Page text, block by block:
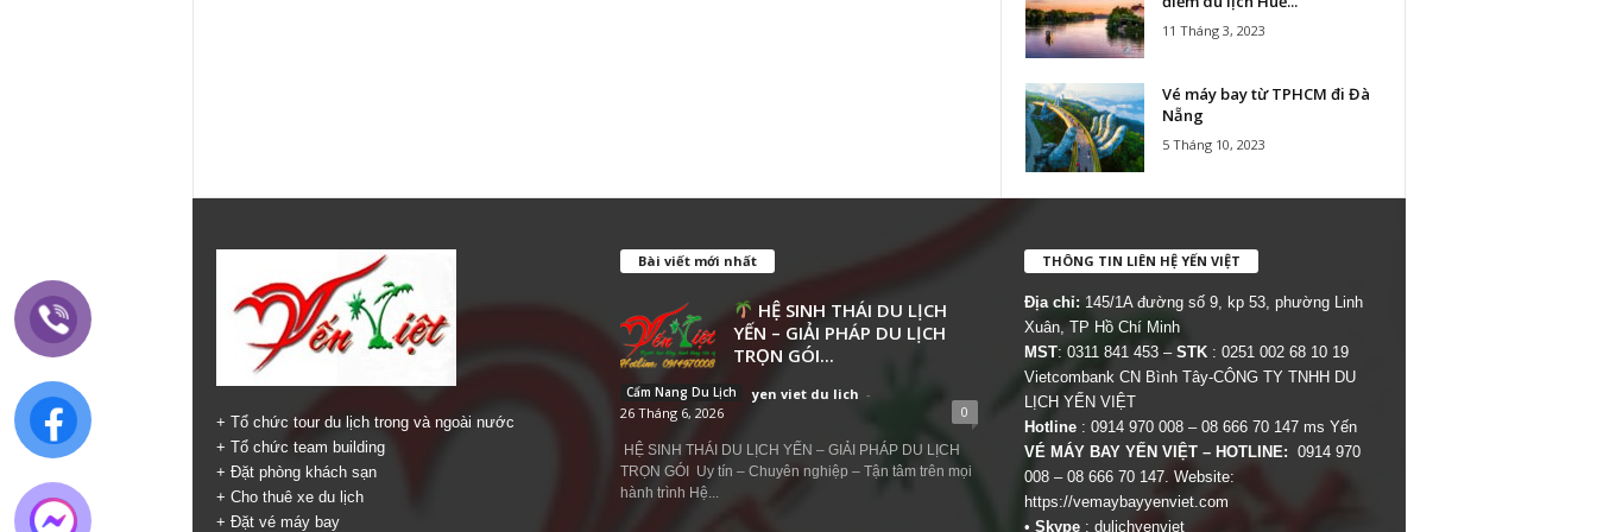
11 Tháng 3, 2023
Vé máy bay từ TPHCM đi Đà
Nẵng
5 Tháng 10, 2023
+ Tổ chức tour du lịch trong và ngoài nước
+ Tổ chức team building
+ Đặt phòng khách sạn
+ Cho thuê xe du lịch
+ Đặt vé máy bay
Bài viết mới nhất
HỆ SINH THÁI DU LỊCH
YẾN – GIẢI PHÁP DU LỊCH
TRỌN GÓI...
Cẩm Nang Du Lịch yen viet du lich -
26 Tháng 6, 2026
0
HỆ SINH THÁI DU LỊCH YẾN – GIẢI PHÁP DU LỊCH
TRỌN GÓI Uy tín – Chuyên nghiệp – Tận tâm trên mọi
hành trình Hệ...
THÔNG TIN LIÊN HỆ YẾN VIỆT
Địa chỉ: 145/1A đường số 9, kp 53, phường Linh
Xuân, TP Hồ Chí Minh
MST: 0311 841 453 – STK: 0251 002 68 10 19
Vietcombank CN Bình Tây-CÔNG TY TNHH DU
LỊCH YẾN VIỆT
Hotline : 0914 970 008 – 08 666 70 147 ms Yến
VÉ MÁY BAY YẾN VIỆT – HOTLINE: 0914 970
008 – 08 666 70 147. Website:
https://vemaybayyenviet.com
• Skype: dulichyenviet